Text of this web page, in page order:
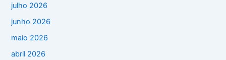
julho 2026
junho 2026
maio 2026
abril 2026